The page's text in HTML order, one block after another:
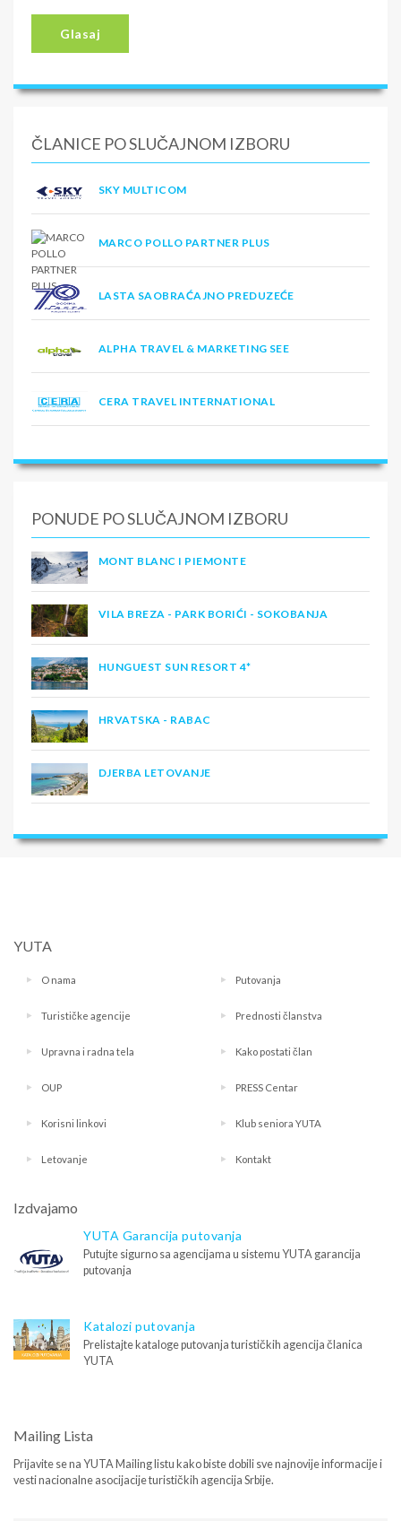
Glasaj
ČLANICE PO SLUČAJNOM IZBORU
SKY MULTICOM
MARCO POLLO PARTNER PLUS
LASTA SAOBRAĆAJNO PREDUZEĆE
ALPHA TRAVEL & MARKETING SEE
CERA TRAVEL INTERNATIONAL
PONUDE PO SLUČAJNOM IZBORU
MONT BLANC I PIEMONTE
VILA BREZA - PARK BORIĆI - SOKOBANJA
HUNGUEST SUN RESORT 4*
HRVATSKA - RABAC
DJERBA LETOVANJE
YUTA
O nama Putovanja
Turističke agencije Prednosti članstva
Upravna i radna tela Kako postati član
OUP PRESS Centar
Korisni linkovi Klub seniora YUTA
Letovanje Kontakt
Izdvajamo
YUTA Garancija putovanja
Putujte sigurno sa agencijama u sistemu YUTA garancija
putovanja
Katalozi putovanja
Prelistajte kataloge putovanja turističkih agencija članica
YUTA
Mailing Lista
Prijavite se na YUTA Mailing listu kako biste dobili sve najnovije informacije i
vesti nacionalne asocijacije turističkih agencija Srbije.